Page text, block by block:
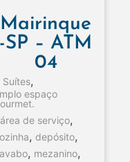
Mairinque
-SP – ATM
04
Suítes,
espaço
área de serviço,
, depósito,
, mezanino,